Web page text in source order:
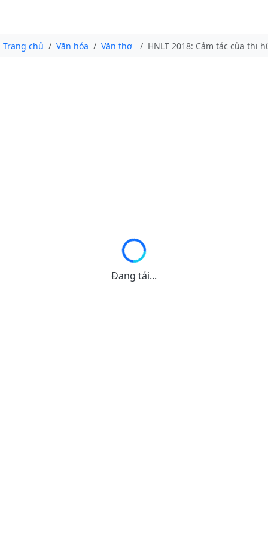
Trang chủ Văn hóa Văn thơ HNLT 2018: Cảm tác của thi
Đang tải...